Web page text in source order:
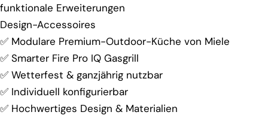
funktionale Erweiterungen
Design-Accessoires
✅ Modulare Premium-Outdoor-Küche von Miele
✅ Smarter Fire Pro IQ Gasgrill
✅ Wetterfest & ganzjährig nutzbar
✅ Individuell konfigurierbar
✅ Hochwertiges Design & Materialien